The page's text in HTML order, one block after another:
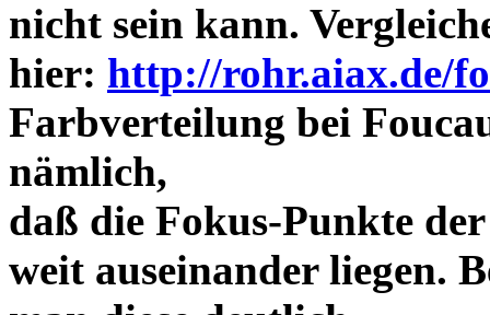
nicht sein kann.
hier: http://rohr.aiax.de/
Farbverteilung bei
nämlich,
daß die Fokus-Punkte
weit auseinander liegen.